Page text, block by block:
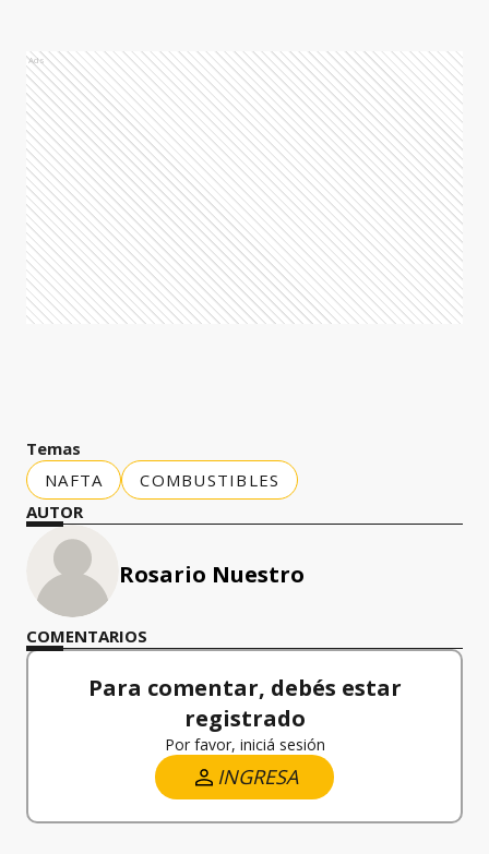
Ads
Temas
NAFTA
COMBUSTIBLES
AUTOR
Rosario Nuestro
COMENTARIOS
Para comentar, debés estar
registrado
Por favor, iniciá sesión
INGRESA